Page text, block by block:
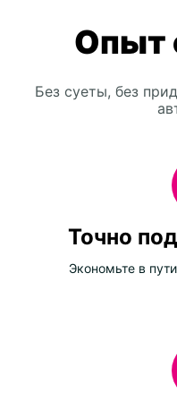
Опыт
Без суеты, без
Точно
Экономьте в